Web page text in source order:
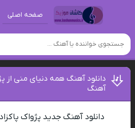
صفحه اصلی
دانلود آهنگ همه دنیای منی از
آهنگ
دانلود آهنگ جدید پژواک